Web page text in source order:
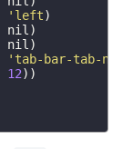
'left)
nil )
nil )
'tab-bar-tab-
12))